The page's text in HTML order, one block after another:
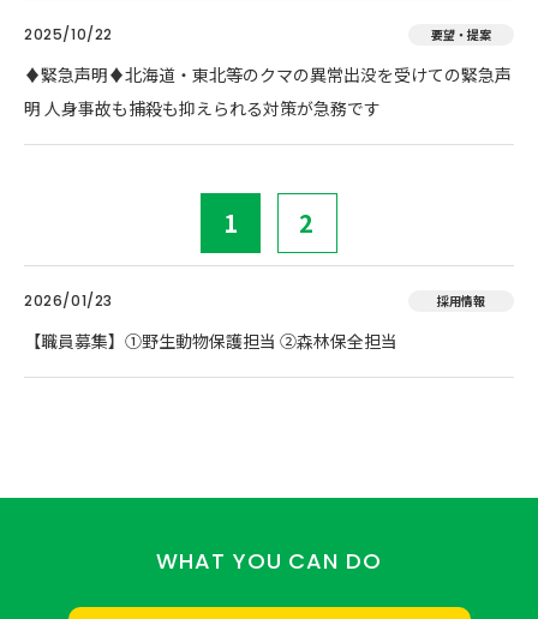
2025/10/22 要望・提案
♦️緊急声明♦️北海道・東北等のクマの異常出没を受けての緊急声
明 人身事故も捕殺も抑えられる対策が急務です
1 2
2026/01/23 採用情報
【職員募集】①野生動物保護担当 ②森林保全担当
WHAT YOU CAN DO